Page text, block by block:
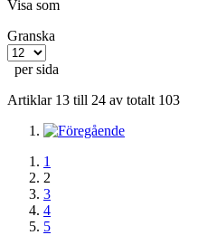
Visa som
Granska
per sida
Artiklar 13 till 24 av totalt 103
1
2
3
4
5